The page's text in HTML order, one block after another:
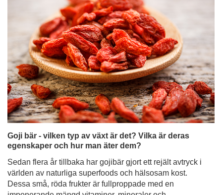
Goji bär - vilken typ av växt är det? Vilka är deras
egenskaper och hur man äter dem?
Sedan flera år tillbaka har gojibär gjort ett rejält avtryck i
världen av naturliga superfoods och hälsosam kost.
Dessa små, röda frukter är fullproppade med en
imponerande mängd vitaminer, mineraler och
antioxidanter, samtidigt som de har en distinkt smak - söt
att notera att medan vi i Europa oftast stöter på torkade
gojibär, äts de ofta färska i de asiatiska länderna, där de
har sitt ursprung.